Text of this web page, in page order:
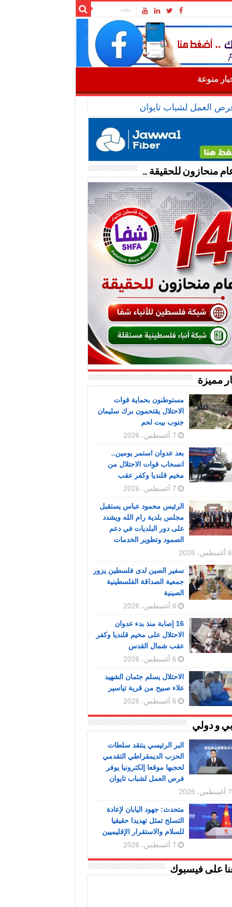
منوعة
فرص العمل لشباب تايوان
مميزة
مستوطنون بحماية قوات
الاحتلال يقتحمون برك سليمان
جنوب بيت لحم
7 أغسطس، 2026
بعد عدوان استمر يومين..
انسحاب قوات الاحتلال من
مخيم قلنديا وكفر عقب
7 أغسطس، 2026
الرئيس محمود عباس يستقبل
مجلس بلدية رام الله ويشدد
على دور البلديات في دعم
الصمود وتطوير الخدمات
6 أغسطس، 2026
سفير الصين لدى فلسطين يزور
جمعية الصداقة الفلسطينية
الصينية
6 أغسطس، 2026
16 إصابة منذ بدء عدوان
الاحتلال على مخيم قلنديا وكفر
عقب شمال القدس
6 أغسطس، 2026
الاحتلال يسلم جثمان الشهيد
علاء صبيح من قرية تياسير
6 أغسطس، 2026
و دولي
البر الرئيسي ينتقد سلطات
الحزب الديمقراطي التقدمي
لحجبها موقعا إلكترونيا يوفر
فرص العمل لشباب تايوان
7 أغسطس، 2026
متحدث: جهود اليابان لإعادة
التسلح تمثل تهديدا حقيقيا
للسلام والاستقرار الإقليميين
7 أغسطس، 2026
على فيسبوك